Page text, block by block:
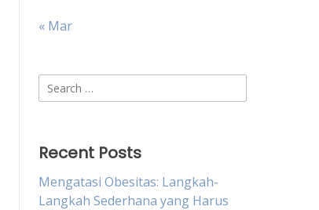
« Mar
Search
for:
Recent Posts
Mengatasi Obesitas: Langkah-
Langkah Sederhana yang Harus